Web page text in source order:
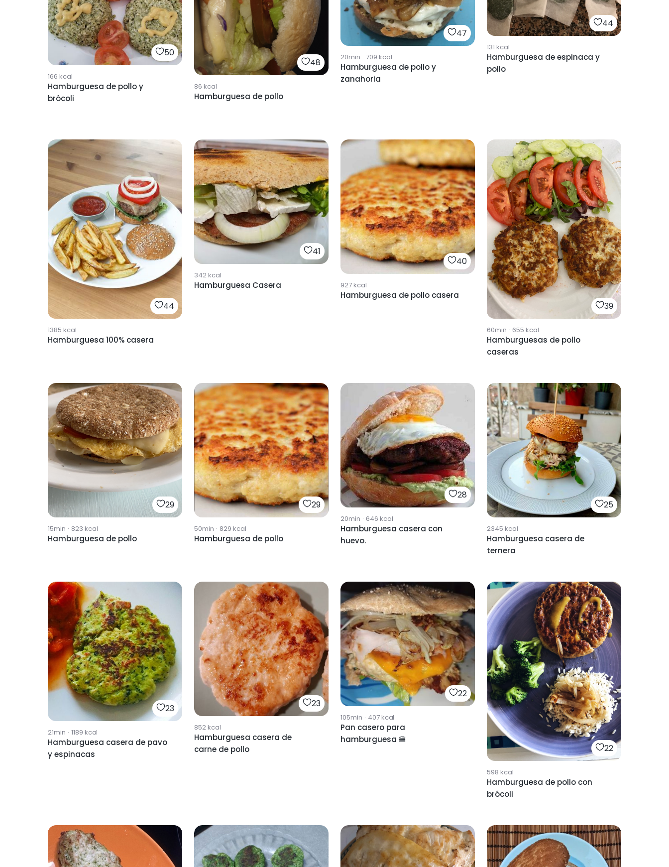
50
166 kcal
Hamburguesa de pollo y
brócoli
48
86 kcal
Hamburguesa de pollo
47
20min · 709 kcal
Hamburguesa de pollo y
zanahoria
44
131 kcal
Hamburguesa de espinaca y
pollo
44
1385 kcal
Hamburguesa 100% casera
41
342kcal
Hamburguesa Casera
40
927kcal
Hamburguesa de pollo casera
39
60min · 655 kcal
Hamburguesas de pollo
caseras
29
15min · 823 kcal
Hamburguesa de pollo
29
50min · 829 kcal
Hamburguesa de pollo
28
20min · 646 kcal
Hamburguesa casera con
huevo.
25
2345 kcal
Hamburguesa casera de
ternera
23
21min · 1189 kcal
Hamburguesa casera de pavo
y espinacas
23
852kcal
Hamburguesa casera de
carne de pollo
22
105min · 407kcal
Pan casero para
hamburguesa 🍔
22
598 kcal
Hamburguesa de pollo con
brócoli